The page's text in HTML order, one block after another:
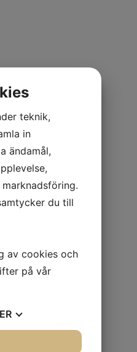
teknik,
in
ändamål,
du till
av cookies och
på vår